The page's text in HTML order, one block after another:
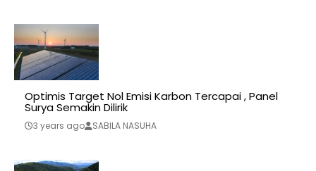
Optimis Target Nol Emisi Karbon Tercapai , Panel
Surya Semakin Dilirik
3 years ago SABILA NASUHA